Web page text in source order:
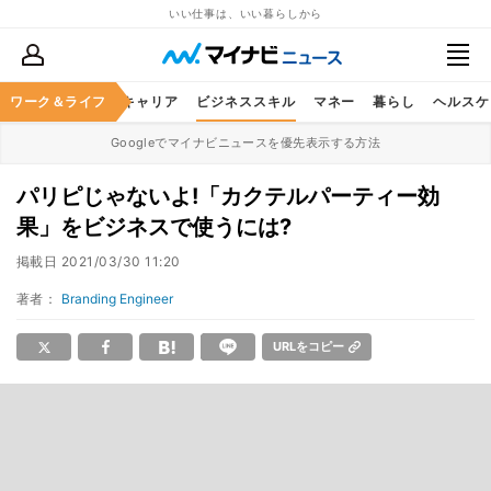
いい仕事は、いい暮らしから
ワーク＆ライフ キャリア ビジネススキル マネー 暮らし ヘルス
Googleでマイナビニュースを優先表示する方法
パリピじゃないよ!「カクテルパーティー効
果」をビジネスで使うには?
掲載日 2021/03/30 11:20
著者： Branding Engineer
URLをコピー